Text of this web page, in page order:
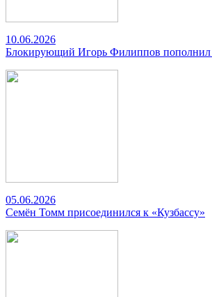
10.06.2026
Блокирующий Игорь Филиппов пополнил
05.06.2026
Семён Томм присоединился к «Кузбассу»